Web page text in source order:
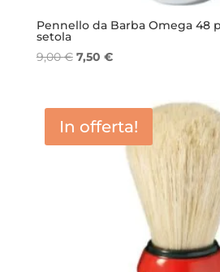
Pennello da Barba Omega 48
setola
9,00€ Il
era:
9,00 €.
7,50 €Il
è:
7,50 €.
In offerta!